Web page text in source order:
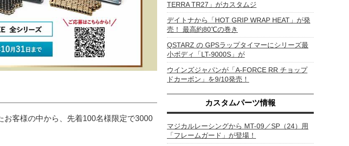
客様の中から、先着100名様限定で3000
TERRA TR27」がカスタムジ
デイトナから「HOT GRIP WRAP HEAT」が発
売！ 最高約80℃の巻き
QSTARZ の GPSラップタイマーにシリーズ最
小ボディ「LT-9000S」が
ウインズジャパンが「A-FORCE RR チョップ
ドカーボン」を9/10発売！
カスタムパーツ情報
マジカルレーシングから MT-09／SP（24）用
「フレームガード」が登場！